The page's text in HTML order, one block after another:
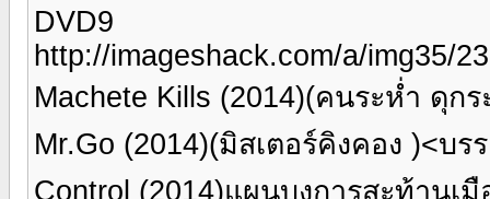
DVD9
http://imageshack.com/a/img35/
Machete Kills (2014)(คนระห่ำ ดุก
Mr.Go (2014)(มิสเตอร์คิงคอง )<บ
Control (2014)แผนบงการสะท้านเ